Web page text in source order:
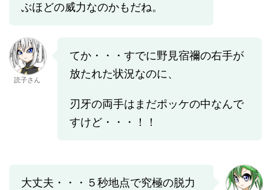
ぶほどの威力なのかもだね。
読子さん
てか・・・すでに野見宿禰の右手が
放たれた状況なのに、
刃牙の両手はまだポッケの中なんで
すけど・・・！！
大丈夫・・・５秒地点で究極の脱力